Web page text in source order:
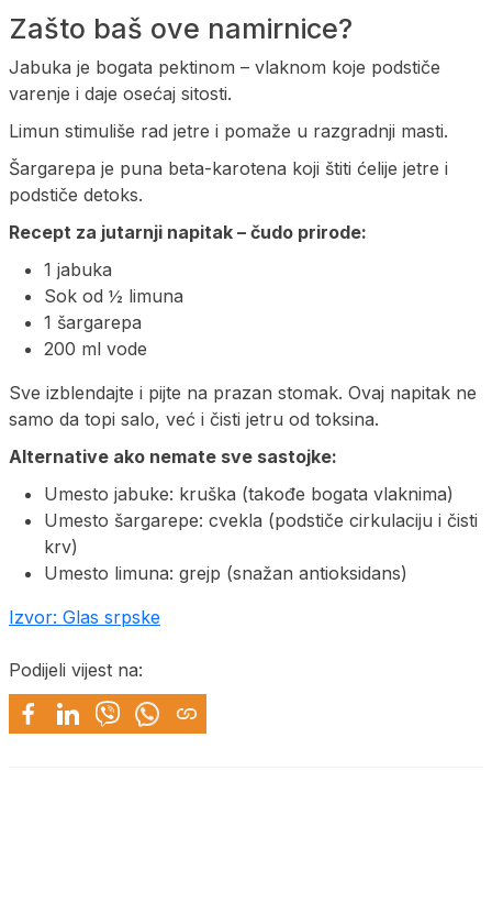
Zašto baš ove namirnice?
Jabuka je bogata pektinom – vlaknom koje podstiče
varenje i daje osećaj sitosti.
Limun stimuliše rad jetre i pomaže u razgradnji masti.
Šargarepa je puna beta-karotena koji štiti ćelije jetre i
podstiče detoks.
Recept za jutarnji napitak – čudo prirode:
1 jabuka
Sok od ½ limuna
1 šargarepa
200 ml vode
Sve izblendajte i pijte na prazan stomak. Ovaj napitak ne
samo da topi salo, već i čisti jetru od toksina.
Alternative ako nemate sve sastojke:
Umesto jabuke: kruška (takođe bogata vlaknima)
Umesto šargarepe: cvekla (podstiče cirkulaciju i čisti
krv)
Umesto limuna: grejp (snažan antioksidans)
Izvor: Glas srpske
Podijeli vijest na: